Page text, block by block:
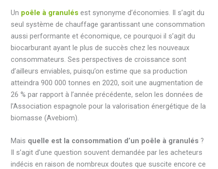
Un poêle à granulés est synonyme d’économies. Il s’agit du
seul système de chauffage garantissant une consommation
aussi performante et économique, ce pourquoi il s’agit du
biocarburant ayant le plus de succès chez les nouveaux
consommateurs. Ses perspectives de croissance sont
d’ailleurs enviables, puisqu’on estime que sa production
atteindra 900 000 tonnes en 2020, soit une augmentation de
26 % par rapport à l’année précédente, selon les données de
l’Association espagnole pour la valorisation énergétique de la
biomasse (Avebiom).
Mais quelle est la consommation d’un poêle à granulés ?
Il s’agit d’une question souvent demandée par les acheteurs
indécis en raison de nombreux doutes que suscite encore ce